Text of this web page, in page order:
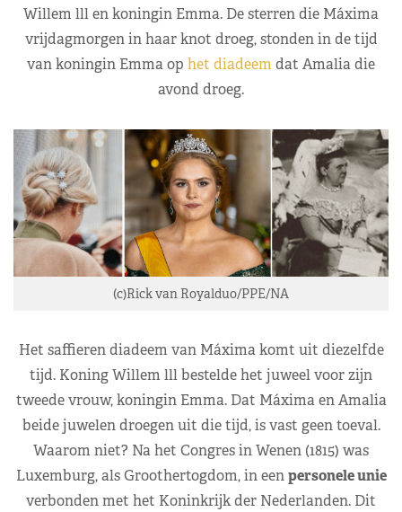
Willem lll en koningin Emma. De sterren die Máxima
vrijdagmorgen in haar knot droeg, stonden in de tijd
van koningin Emma op het diadeemdat Amalia die
avond droeg.
(c)Rick van Royalduo/PPE/NA
Het saffieren diadeem van Máxima komt uit diezelfde
tijd. Koning Willem lll bestelde het juweel voor zijn
tweede vrouw, koningin Emma. Dat Máxima en Amalia
beide juwelen droegen uit die tijd, is vast geen toeval.
Waarom niet? Na het Congres in Wenen (1815) was
Luxemburg, als Groothertogdom, in eenpersonele unie
verbonden met het Koninkrijk der Nederlanden. Dit